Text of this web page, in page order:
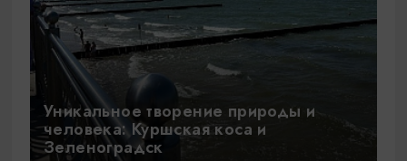
Уникальное творение природы и
человека: Куршская коса и
Зеленоградск